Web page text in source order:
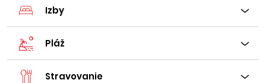
Izby
Pláž
Stravovanie